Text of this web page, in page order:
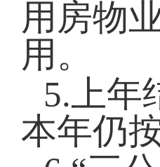
用房物
用。
5.上年
本年仍